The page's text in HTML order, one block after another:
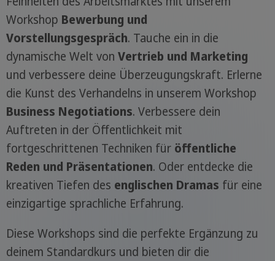
Workshop Bewerbung und
Vorstellungsgespräch. Tauche ein in die
dynamische Welt von Vertrieb und Marketing
und verbessere deine Überzeugungskraft. Erlerne
die Kunst des Verhandelns in unserem Workshop
Business Negotiations. Verbessere dein
Auftreten in der Öffentlichkeit mit
fortgeschrittenen Techniken für öffentliche
Reden und Präsentationen. Oder entdecke die
kreativen Tiefen des englischen Dramas für eine
einzigartige sprachliche Erfahrung.
Diese Workshops sind die perfekte Ergänzung zu
deinem Standardkurs und bieten dir die